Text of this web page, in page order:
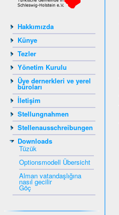
Hakkımızda
Künye
Tezler
Yönetim Kurulu
Üye dernerkleri ve yerel
büroları
İletişim
Stellungnahmen
Stellenausschreibungen
Downloads
Tüzük
Optionsmodell Übersicht
Alman vatandaşlığına
nasıl gecilir
Göç